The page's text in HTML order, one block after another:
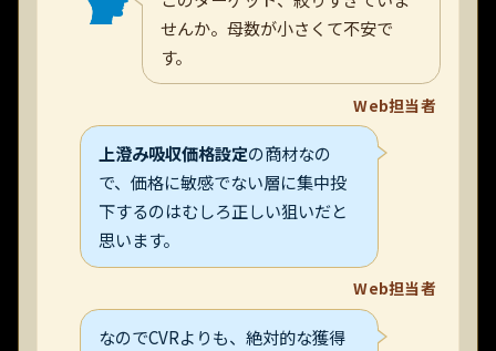
せんか。母数が小さくて不安で
す。
Web担当者
上澄み吸収価格設定の商材なの
で、価格に敏感でない層に集中投
下するのはむしろ正しい狙いだと
思います。
Web担当者
なのでCVRよりも、絶対的な獲得